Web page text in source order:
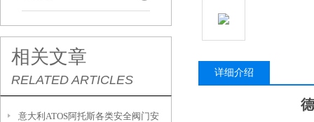
相关文章
RELATED ARTICLES
意大利ATOS阿托斯各类安全阀门安
详细介绍